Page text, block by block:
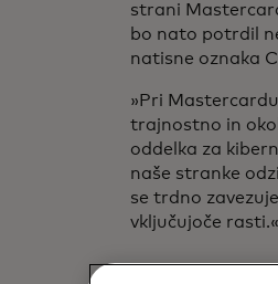
strani
bo nato potrdil
natisne oznaka
»Pri
trajnostno in
oddelka za
naše stranke
se trdno
vključujoče rasti.«